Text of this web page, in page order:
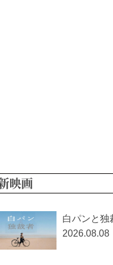
映画
白パンと独
2026.08.08